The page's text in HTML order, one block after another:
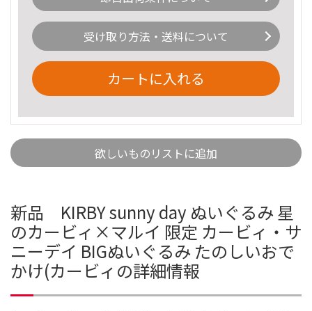
受け取り方法・送料について
カートに入れる
欲しいものリストに追加
新品 KIRBY sunny day ぬいぐるみ 星
のカービィ×マルイ 限定 カービィ・サ
ニーデイ BIGぬいぐるみ たのしいおで
かけ(カービィの詳細情報